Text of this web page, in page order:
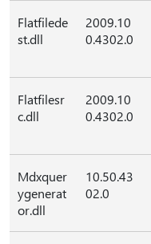
Flatfilede
st.dll
2009.10
0.4302.0
Flatfilesr
c.dll
2009.10
0.4302.0
Mdxquer
ygenerat
or.dll
10.50.43
02.0